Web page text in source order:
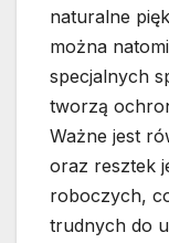
naturalne
można
specjalnych
tworzą
Ważne jest
oraz resztek
roboczych,
trudnych do